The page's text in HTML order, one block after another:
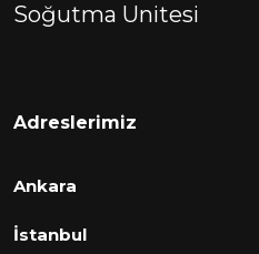
Soğutma Unitesi
Adreslerimiz
Ankara
İstanbul